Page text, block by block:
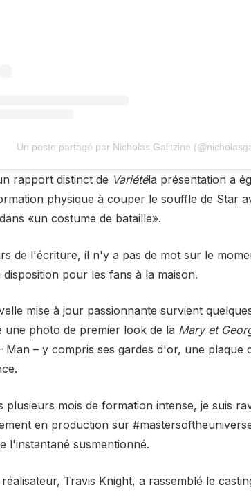
Un poste partagé par Nicholas Galitzine
rapport distinct de Variétéla présentation a
physique à couper le souffle de Star
«un costume de bataille».
de l'écriture, il n'y a pas de mot sur le
disposition pour les fans à la maison.
mise à jour passionnante survient
une photo de premier look de la Mary et
Man – y compris ses gardes d'or, une plaque
.
plusieurs mois de formation intense, je suis
en production sur
l'instantané susmentionné.
Travis Knight, a rassemblé le